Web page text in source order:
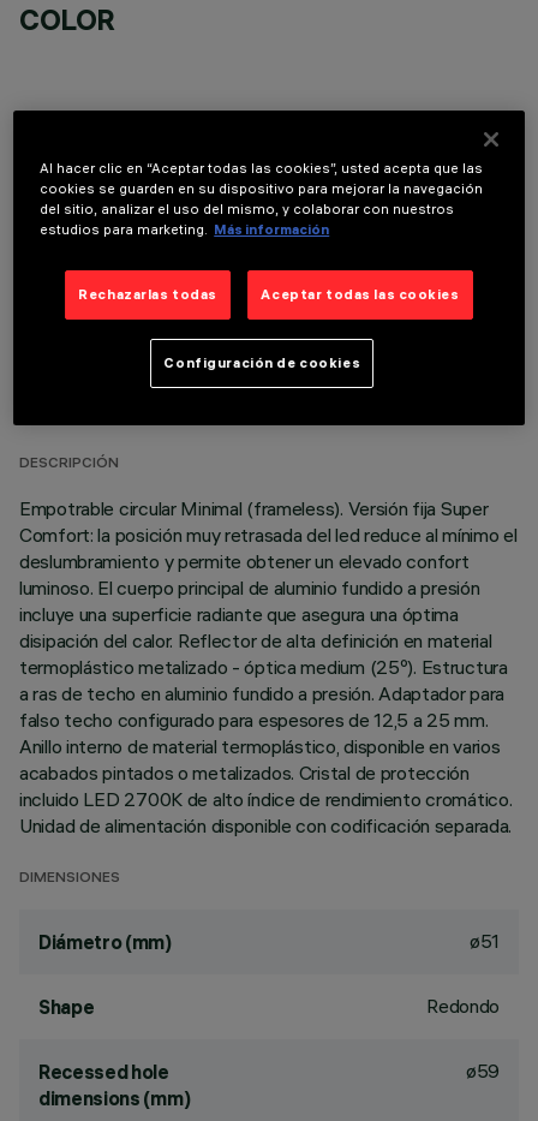
COLOR
COMPONENTES OPCIONALES
DATOS TÉCNICOS
DESCRIPCIÓN
Empotrable circular Minimal (frameless). Versión fija Super
Comfort: la posición muy retrasada del led reduce al mínimo el
deslumbramiento y permite obtener un elevado confort
luminoso. El cuerpo principal de aluminio fundido a presión
incluye una superficie radiante que asegura una óptima
disipación del calor. Reflector de alta definición en material
termoplástico metalizado - óptica medium (25º). Estructura
a ras de techo en aluminio fundido a presión. Adaptador para
falso techo configurado para espesores de 12,5 a 25 mm.
Anillo interno de material termoplástico, disponible en varios
acabados pintados o metalizados. Cristal de protección
incluido LED 2700K de alto índice de rendimiento cromático.
Unidad de alimentación disponible con codificación separada.
DIMENSIONES
Diámetro (mm) ø51
Shape Redondo
Recessed hole
dimensions (mm)
ø59
Al hacer clic en “Aceptar todas las cookies”, usted acepta que las
cookies se guarden en su dispositivo para mejorar la navegación
del sitio, analizar el uso del mismo, y colaborar con nuestros
estudios para marketing. Más información
Rechazarlas todas Aceptar todas las cookies
Configuración de cookies